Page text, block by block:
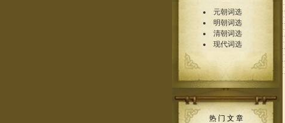
元朝词选
明朝词选
清朝词选
现代词选
热 门 文 章
·
·
·
·
·
·